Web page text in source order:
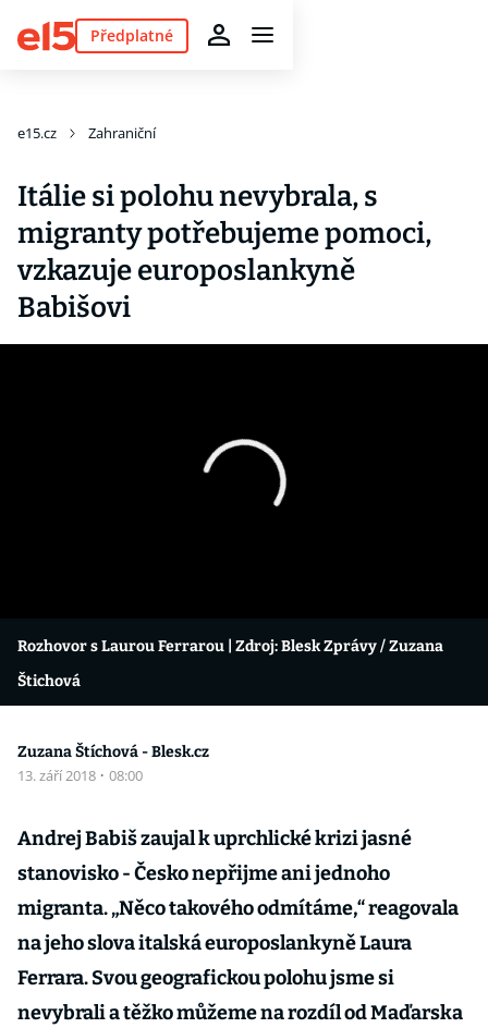
Předplatné
e15.cz Zahraniční
Itálie si polohu nevybrala, s
migranty potřebujeme pomoci,
vzkazuje europoslankyně
Babišovi
Rozhovor s Laurou Ferrarou | Zdroj: Blesk Zprávy / Zuzana
Štichová
Zuzana Štíchová - Blesk.cz
13. září 2018 · 08:00
Andrej Babiš zaujal k uprchlické krizi jasné
stanovisko - Česko nepřijme ani jednoho
migranta. „Něco takového odmítáme,“ reagovala
na jeho slova italská europoslankyně Laura
Ferrara. Svou geografickou polohu jsme si
nevybrali a těžko můžeme na rozdíl od Maďarska